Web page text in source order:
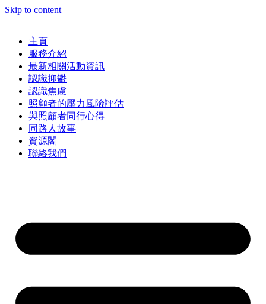
Skip to content
主頁
服務介紹
最新相關活動資訊
認識抑鬱
認識焦慮
照顧者的壓力風險評估
與照顧者同行心得
同路人故事
資源閣
聯絡我們